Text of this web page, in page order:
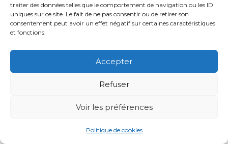
traiter des données telles que le comportement de navigation ou les ID
uniques sur ce site. Le fait de ne pas consentir ou de retirer son
consentement peut avoir un effet négatif sur certaines caractéristiques
et fonctions.
Accepter
Refuser
Voir les préférences
Politique de cookies